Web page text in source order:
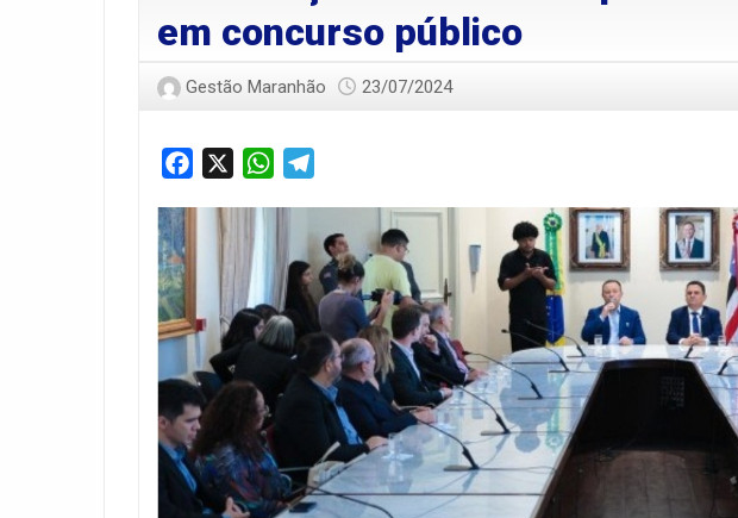
em concurso público
Gestão Maranhão 23/07/2024
Facebook WhatsApp